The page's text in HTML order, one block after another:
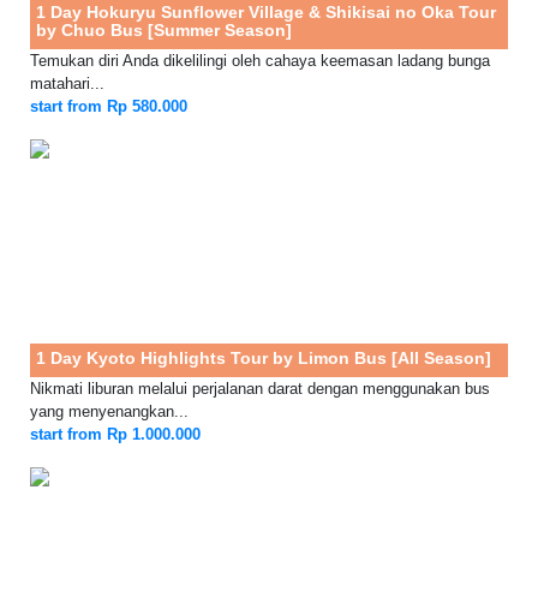
1 Day Hokuryu Sunflower Village & Shikisai no Oka Tour
by Chuo Bus [Summer Season]
Temukan diri Anda dikelilingi oleh cahaya keemasan ladang bunga
matahari...
start from Rp 580.000
1 Day Kyoto Highlights Tour by Limon Bus [All Season]
Nikmati liburan melalui perjalanan darat dengan menggunakan bus
yang menyenangkan...
start from Rp 1.000.000